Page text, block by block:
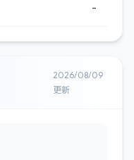
-
2026/08/09
更新